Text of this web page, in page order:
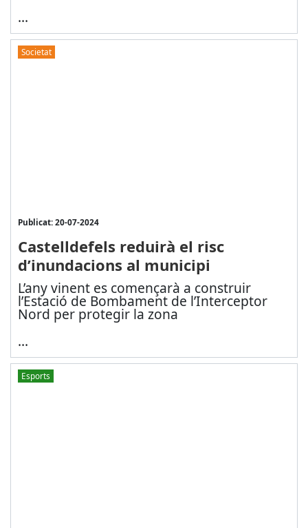
...
Societat
Publicat: 20-07-2024
Castelldefels reduirà el risc
d’inundacions al municipi
L’any vinent es començarà a construir
l’Estació de Bombament de l’Interceptor
Nord per protegir la zona
...
Esports